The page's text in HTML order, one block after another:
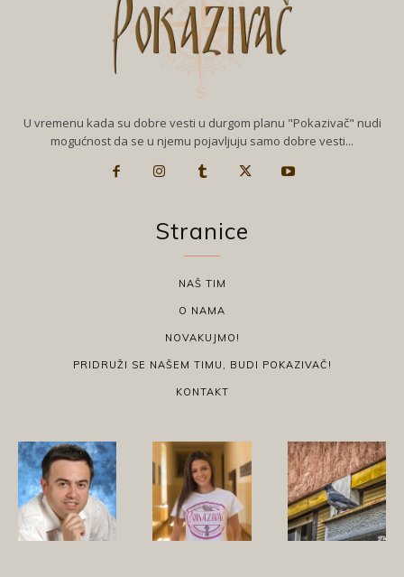
U vremenu kada su dobre vesti u durgom planu "Pokazivač" nudi
mogućnost da se u njemu pojavljuju samo dobre vesti...
Stranice
NAŠ TIM
O NAMA
NOVAKUJMO!
PRIDRUŽI SE NAŠEM TIMU, BUDI POKAZIVAČ!
KONTAKT